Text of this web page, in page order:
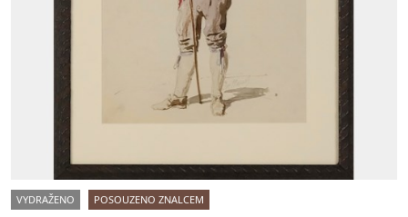
VYDRAŽENO POSOUZENO ZNALCEM